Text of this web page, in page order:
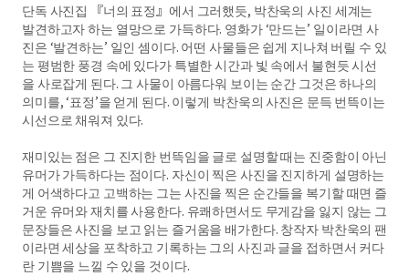
단독 사진집 『너의 표정』에서 그러했듯, 박찬욱의 사진 세계는
발견하고자 하는 열망으로 가득하다. 영화가 ‘만드는’ 일이라면 사
진은 ‘발견하는’ 일인 셈이다. 어떤 사물들은 쉽게 지나쳐 버릴 수 있
는 평범한 풍경 속에 있다가 특별한 시간과 빛 속에서 불현듯 시선
을 사로잡게 된다. 그 사물이 아름다워 보이는 순간 그것은 하나의
의미를, ‘표정’을 얻게 된다. 이렇게 박찬욱의 사진은 문득 번뜩이는
시선으로 채워져 있다.
재미있는 점은 그 진지한 번뜩임을 글로 설명할 때는 진중함이 아닌
유머가 가득하다는 점이다. 자신이 찍은 사진을 진지하게 설명하는
게 어색하다고 고백하는 그는 사진을 찍은 순간들을 복기할 때면 즐
거운 유머와 재치를 사용한다. 유쾌하면서도 무게감을 잃지 않는 그
문장들은 사진을 보고 읽는 즐거움을 배가한다. 창작자 박찬욱의 팬
이라면 세상을 포착하고 기록하는 그의 사진과 글을 접하면서 커다
란 기쁨을 느낄 수 있을 것이다.